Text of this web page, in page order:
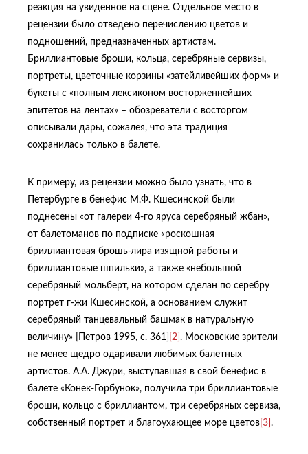
реакция на увиденное на сцене. Отдельное место в
рецензии было отведено перечислению цветов и
подношений, предназначенных артистам.
Бриллиантовые броши, кольца, серебряные сервизы,
портреты, цветочные корзины «затейливейших форм» и
букеты с «полным лексиконом восторженнейших
эпитетов на лентах» – обозреватели с восторгом
описывали дары, сожалея, что эта традиция
сохранилась только в балете.
К примеру, из рецензии можно было узнать, что в
Петербурге в бенефис М.Ф. Кшесинской были
поднесены «от галереи 4-го яруса серебряный жбан»,
от балетоманов по подписке «роскошная
бриллиантовая брошь-лира изящной работы и
бриллиантовые шпильки», а также «небольшой
серебряный мольберт, на котором сделан по серебру
портрет г-жи Кшесинской, а основанием служит
серебряный танцевальный башмак в натуральную
величину» [Петров 1995, с. 361]
[2] . Московские зрители
не менее щедро одаривали любимых балетных
артистов. А.А. Джури, выступавшая в свой бенефис в
балете «Конек-Горбунок», получила три бриллиантовые
броши, кольцо с бриллиантом, три серебряных сервиза,
собственный портрет и благоухающее море цветов [3] .